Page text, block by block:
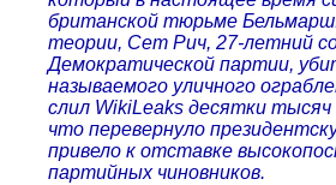
британской тюрьме
теории, Сет Рич, 27-летний
Демократической партии,
называемого уличного
слил WikiLeaks десятки
что перевернуло
привело к отставке
партийных чиновников.